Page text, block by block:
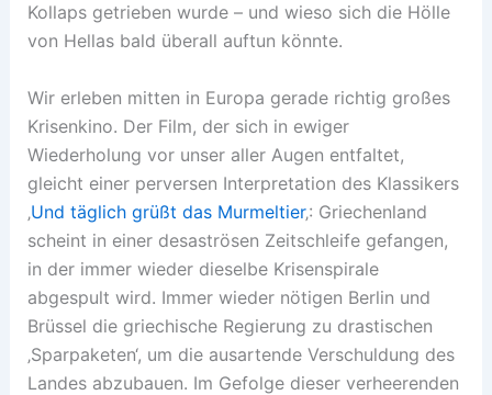
Kollaps getrieben wurde – und wieso sich die Hölle
von Hellas bald überall auftun könnte.
Wir erleben mitten in Europa gerade richtig großes
Krisenkino. Der Film, der sich in ewiger
Wiederholung vor unser aller Augen entfaltet,
gleicht einer perversen Interpretation des Klassikers
‚Und täglich grüßt das Murmeltier‚: Griechenland
scheint in einer desaströsen Zeitschleife gefangen,
in der immer wieder dieselbe Krisenspirale
abgespult wird. Immer wieder nötigen Berlin und
Brüssel die griechische Regierung zu drastischen
‚Sparpaketen‘, um die ausartende Verschuldung des
Landes abzubauen. Im Gefolge dieser verheerenden